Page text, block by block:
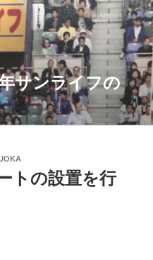
サンライフの
トの設置を行